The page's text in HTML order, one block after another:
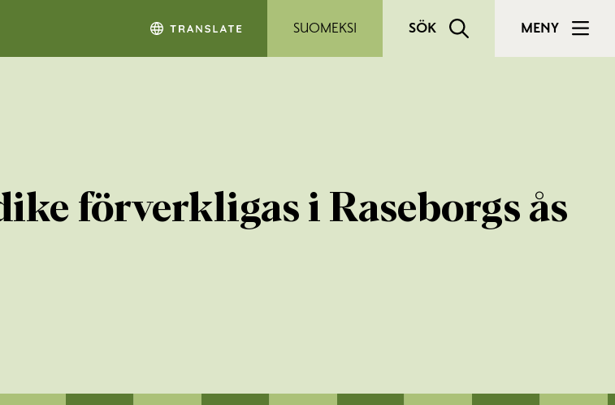
SUOMEKSI SÖK MENY
förverkligas i Raseborgs ås